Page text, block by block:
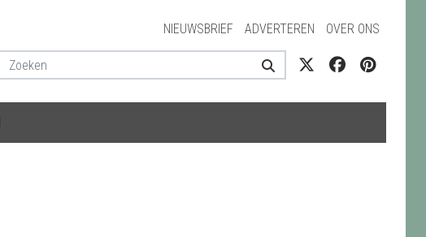
NIEUWSBRIEF ADVERTEREN OVER ONS